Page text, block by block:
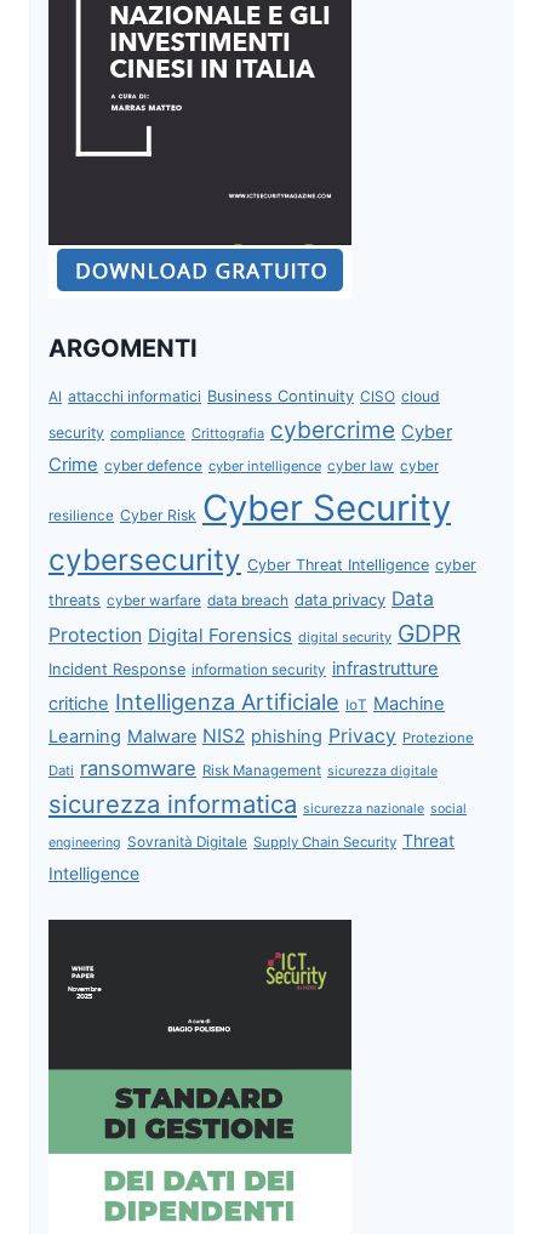
ARGOMENTI
AI attacchi informatici Business Continuity CISO cloud
security compliance Crittografia cybercrime Cyber
Crime cyber defence cyber intelligence cyber law cyber
resilience Cyber Risk Cyber Security
cybersecurity Cyber Threat Intelligence cyber
threats cyber warfare data breach data privacy Data
Protection Digital Forensics digital security GDPR
Incident Response information security infrastrutture
critiche Intelligenza Artificiale IoT Machine
Learning Malware NIS2 phishing Privacy Protezione
Dati ransomware Risk Management sicurezza digitale
sicurezza informatica sicurezza nazionale social
engineering Sovranità Digitale Supply Chain Security Threat
Intelligence